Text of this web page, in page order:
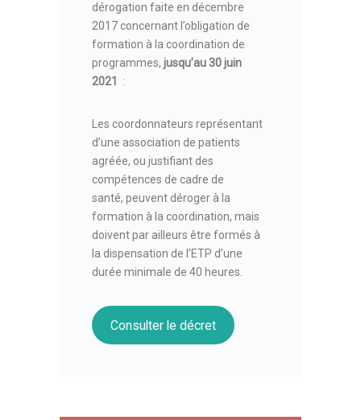
dérogation faite en décembre
2017 concernant l’obligation de
formation à la coordination de
programmes, jusqu’au 30 juin
2021
:
Les coordonnateurs représentant
d’une association de patients
agréée, ou justifiant des
compétences de cadre de
santé, peuvent déroger à la
formation à la coordination, mais
doivent par ailleurs être formés à
la dispensation de l’ETP d’une
durée minimale de 40 heures.
Consulter le décret